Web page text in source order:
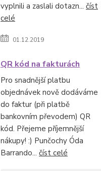
vyplnili a zaslali dotazn... číst
celé
01.12.2019
QR kód na fakturách
Pro snadnější platbu
objednávek nově dodáváme
do faktur (při platbě
bankovním převodem) QR
kód. Přejeme příjemnější
nákupy! :) Punčochy Óda
Barrando... číst celé